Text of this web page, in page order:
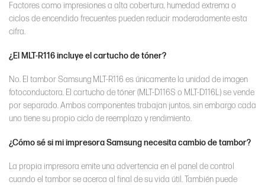
Factores como impresiones a alta cobertura, humedad extrema o
ciclos de encendido frecuentes pueden reducir moderadamente esta
cifra.
¿El MLT-R116 incluye el cartucho de tóner?
No. El tambor Samsung MLT-R116 es únicamente la unidad de imagen
fotoconductora. El cartucho de tóner (MLT-D116S o MLT-D116L) se vende
por separado. Ambos componentes trabajan juntos, sin embargo cada
uno tiene su propio ciclo de reemplazo y rendimiento.
¿Cómo sé si mi impresora Samsung necesita cambio de tambor?
La propia impresora emite una advertencia en el panel de control
cuando el tambor se acerca al final de su vida útil. También puede